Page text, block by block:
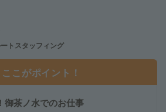
トスタッフィング
ここがポイント！
御茶ノ水でのお仕事